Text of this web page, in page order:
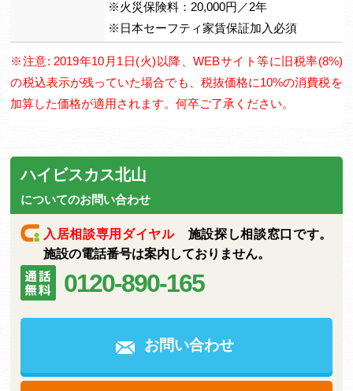
※火災保険料：20,000円／2年
※日本セーフティ家賃保証加入必須
※注意: 2019年10月1日(火)以降、WEBサイト等に旧税率(8%)
の税込表示が残っていた場合でも、税抜価格に10%の消費税を
加算した価格が適用されます。何卒ご了承ください。
ハイビスカス北山
についてのお問い合わせ
入居相談専用ダイヤル施設探し相談窓口です。
施設の電話番号は案内しておりません。
0120-890-165
お問い合わせ